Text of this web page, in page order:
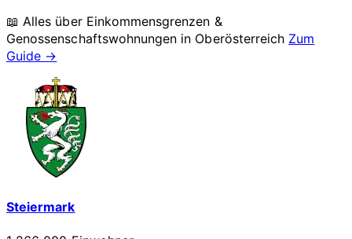
📖 Alles über Einkommensgrenzen &
Genossenschaftswohnungen in Oberösterreich Zum
Guide →
Steiermark